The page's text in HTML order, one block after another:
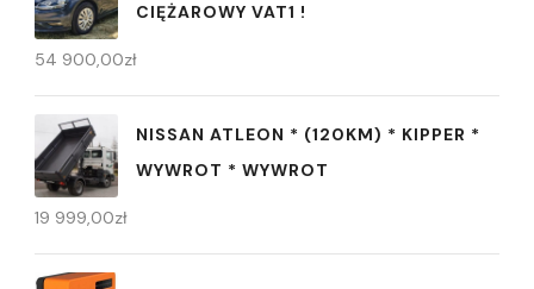
CIĘŻAROWY VAT1 !
54 900,00zł
NISSAN ATLEON * (120KM) * KIPPER *
WYWROT * WYWROT
19 999,00zł